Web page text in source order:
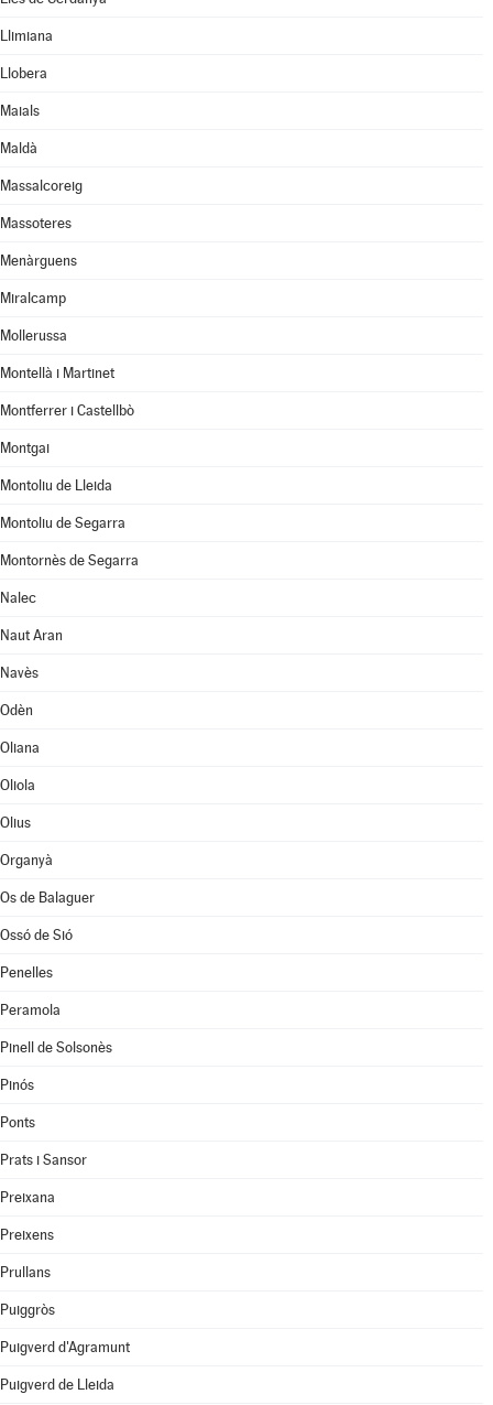
Llimiana
Llobera
Maials
Maldà
Massalcoreig
Massoteres
Menàrguens
Miralcamp
Mollerussa
Montellà i Martinet
Montferrer i Castellbò
Montgai
Montoliu de Lleida
Montoliu de Segarra
Montornès de Segarra
Nalec
Naut Aran
Navès
Odèn
Oliana
Oliola
Olius
Organyà
Os de Balaguer
Ossó de Sió
Penelles
Peramola
Pinell de Solsonès
Pinós
Ponts
Prats i Sansor
Preixana
Preixens
Prullans
Puiggròs
Puigverd d'Agramunt
Puigverd de Lleida